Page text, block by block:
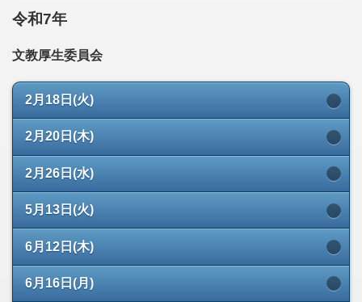
令和7年
文教厚生委員会
2月18日(火)
2月20日(木)
2月26日(水)
5月13日(火)
6月12日(木)
6月16日(月)